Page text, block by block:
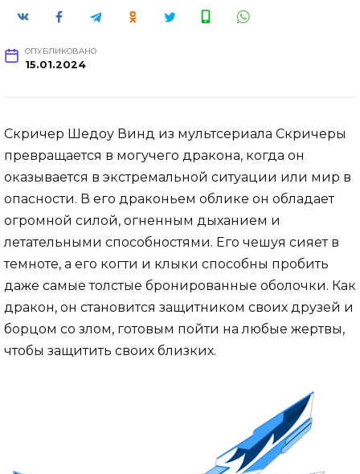
ОПУБЛИКОВАНО
15.01.2024
Скричер Шедоу Винд из мультсериала Скричеры
превращается в могучего дракона, когда он
оказывается в экстремальной ситуации или мир в
опасности. В его драконьем облике он обладает
огромной силой, огненным дыханием и
летательными способностями. Его чешуя сияет в
темноте, а его когти и клыки способны пробить
даже самые толстые бронированные оболочки. Как
дракон, он становится защитником своих друзей и
борцом со злом, готовым пойти на любые жертвы,
чтобы защитить своих близких.